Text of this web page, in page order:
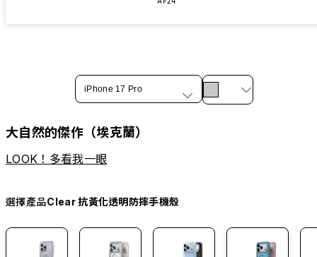
iPhone 17 Pro
大自然的傑作（埃克蘭）
LOOK！多看我一眼
選擇產品Clear 抗黃化透明防摔手機殼